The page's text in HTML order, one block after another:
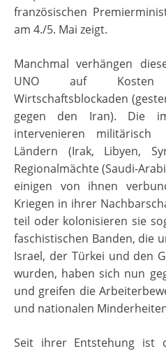
französischen
am 4./5. Mai zeigt.
Manchmal verhängen
UNO auf Kosten
Wirtschaftsblockaden
gegen den Iran). Die
intervenieren
Ländern (Irak, Libyen,
Regionalmächte (Saudi-
einigen von ihnen
Kriegen in ihrer
teil oder kolonisieren sie
faschistischen Banden, die
Israel, der Türkei und den
wurden, haben sich nun
und greifen die
und nationalen
Seit ihrer Entstehung ist